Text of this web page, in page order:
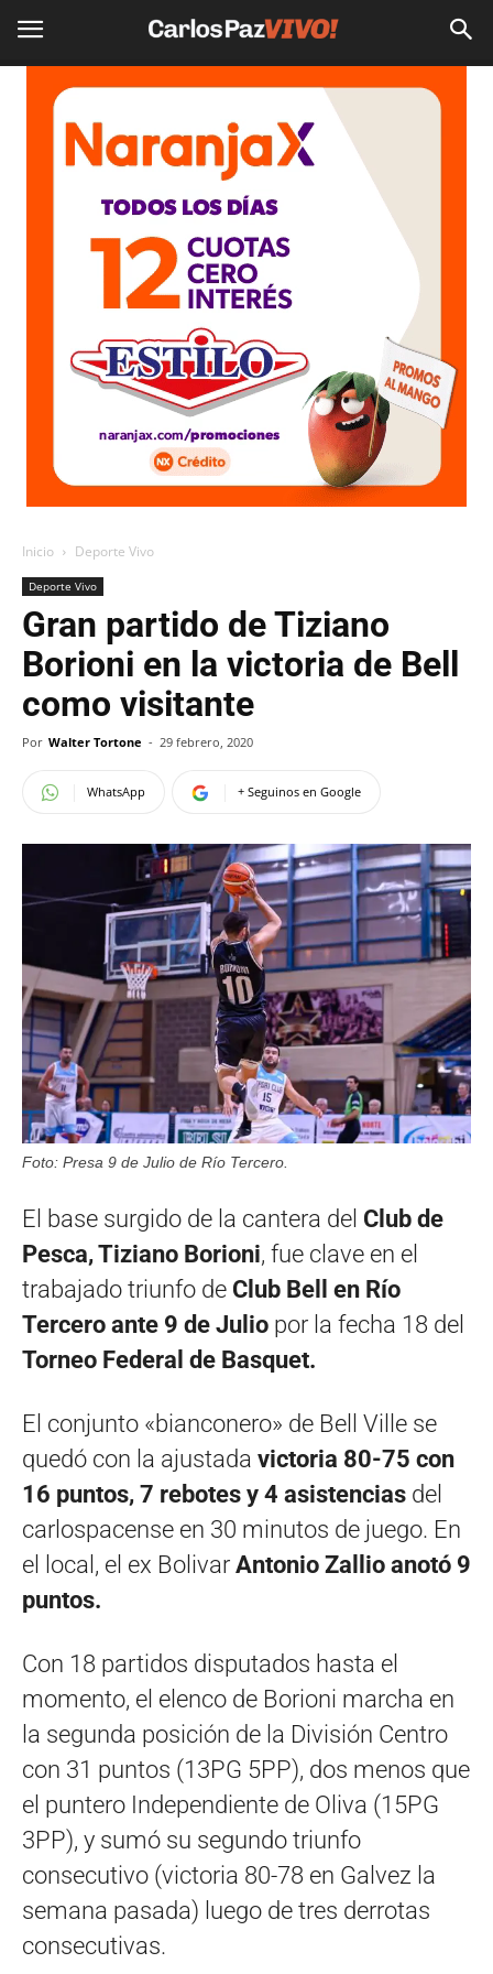
Inicio Deporte Vivo
Deporte Vivo
Gran partido de Tiziano
Borioni en la victoria de Bell
como visitante
Por Walter Tortone - 29 febrero, 2020
WhatsApp + Seguinos en Google
Foto: Presa 9 de Julio de Río Tercero.
El base surgido de la cantera del Club de
Pesca, Tiziano Borioni, fue clave en el
trabajado triunfo de Club Bell en Río
Tercero ante 9 de Julio por la fecha 18 del
Torneo Federal de Basquet.
El conjunto «bianconero» de Bell Ville se
quedó con la ajustada victoria 80-75 con
16 puntos, 7 rebotes y 4 asistencias del
carlospacense en 30 minutos de juego. En
el local, el ex Bolivar Antonio Zallio anotó 9
puntos.
Con 18 partidos disputados hasta el
momento, el elenco de Borioni marcha en
la segunda posición de la División Centro
con 31 puntos (13PG 5PP), dos menos que
el puntero Independiente de Oliva (15PG
3PP), y sumó su segundo triunfo
consecutivo (victoria 80-78 en Galvez la
semana pasada) luego de tres derrotas
consecutivas.